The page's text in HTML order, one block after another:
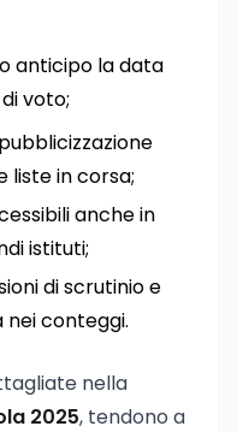
anticipo la data
voto;
liste in corsa;
anche in
istituti;
di scrutinio e
conteggi.
nella
2025, tendono a